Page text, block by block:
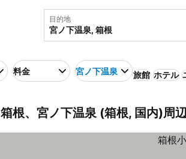
目的地
料金 宮ノ下温泉 旅館 ホテル
箱根、宮ノ下温泉 (箱根, 国内)周